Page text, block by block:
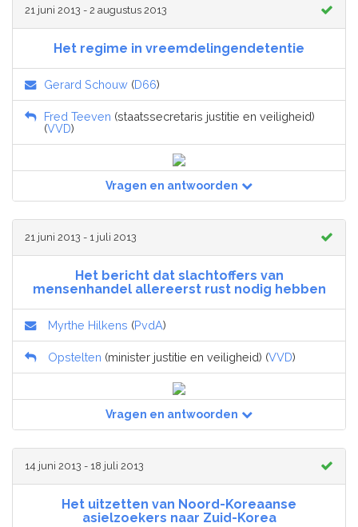
21 juni 2013 - 2 augustus 2013
Het regime in vreemdelingendetentie
Gerard Schouw (D66)
Fred Teeven (staatssecretaris justitie en veiligheid)
(VVD)
Vragen en antwoorden
21 juni 2013 - 1 juli 2013
Het bericht dat slachtoffers van
mensenhandel allereerst rust nodig hebben
Myrthe Hilkens (PvdA)
Opstelten (minister justitie en veiligheid) (VVD)
Vragen en antwoorden
14 juni 2013 - 18 juli 2013
Het uitzetten van Noord-Koreaanse
asielzoekers naar Zuid-Korea